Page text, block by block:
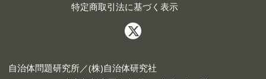
特定商取引法に基づく表示
自治体問題研究所／(株)自治体研究社